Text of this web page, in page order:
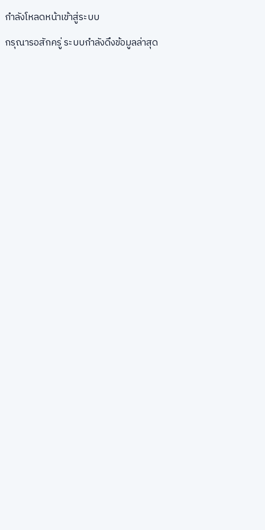
กำลังโหลดหน้าเข้าสู่ระบบ
กรุณารอสักครู่ ระบบกำลังดึงข้อมูลล่าสุด